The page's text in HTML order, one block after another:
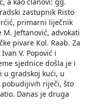
a kao članovi: gg.
zastupnik Risto
primarni liječnik
Jeftanović, advokati
pivare Kol. Raab. Za
V. Popović i
sjednice došla je i
u gradskoj kući, u
pobudijivih riječi, što
Danas je druga